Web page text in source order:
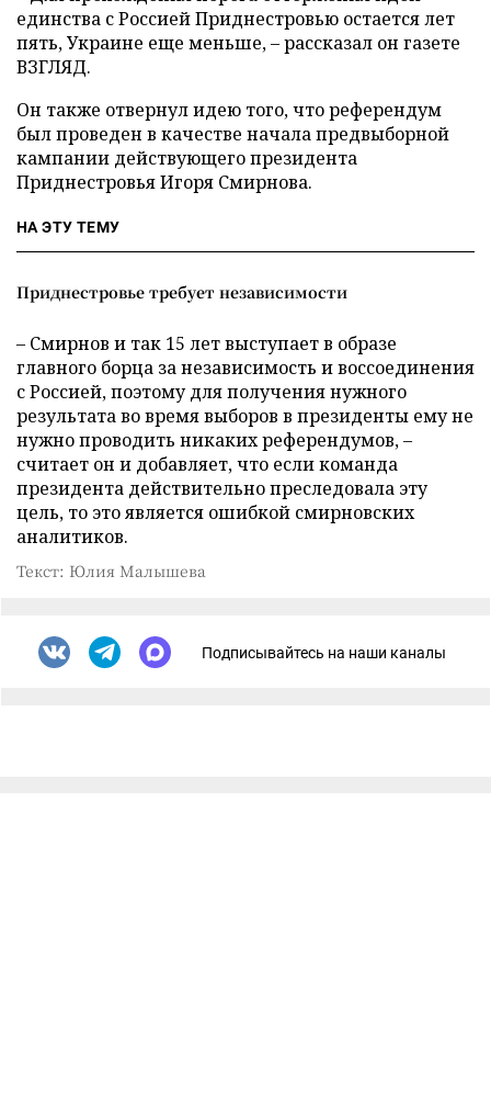
единства с Россией Приднестровью остается лет
пять, Украине еще меньше, – рассказал он газете
ВЗГЛЯД.
Он также отвернул идею того, что референдум
был проведен в качестве начала предвыборной
кампании действующего президента
Приднестровья Игоря Смирнова.
НА ЭТУ ТЕМУ
Приднестровье требует независимости
– Смирнов и так 15 лет выступает в образе
главного борца за независимость и воссоединения
с Россией, поэтому для получения нужного
результата во время выборов в президенты ему не
нужно проводить никаких референдумов, –
считает он и добавляет, что если команда
президента действительно преследовала эту
цель, то это является ошибкой смирновских
аналитиков.
Текст: Юлия Малышева
Подписывайтесь на наши каналы